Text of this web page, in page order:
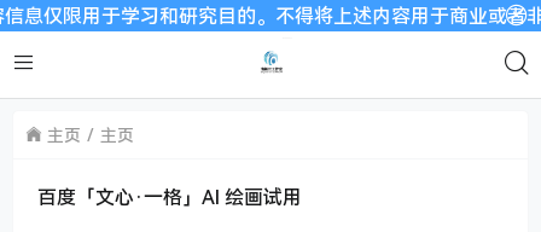
仅限用于学习和研究目的。不得将上述内容用于商业或者
主页 主页
百度「文心·一格」AI 绘画试用